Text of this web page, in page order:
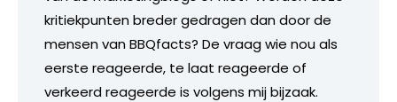
kritiekpunten breder gedragen dan door de
mensen van BBQfacts? De vraag wie nou als
eerste reageerde, te laat reageerde of
verkeerd reageerde is volgens mij bijzaak.